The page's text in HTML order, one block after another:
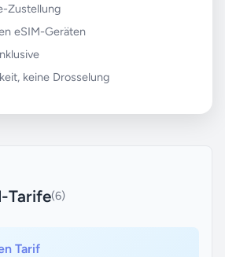
Zustellung
eSIM-Geräten
keine Drosselung
Tarife(6)
Tarif